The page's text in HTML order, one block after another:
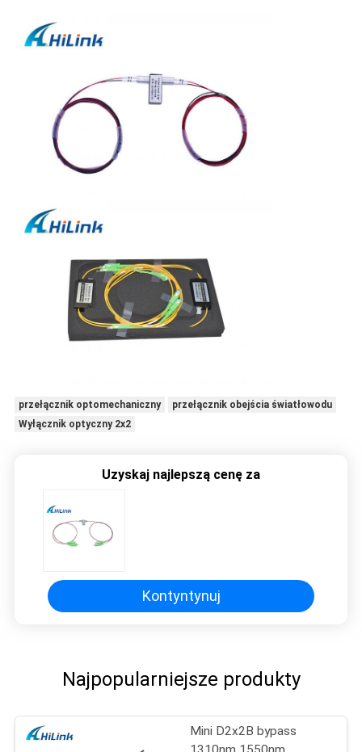
przełącznik optomechaniczny
przełącznik obejścia światłowodu
Wyłącznik optyczny 2x2
Uzyskaj najlepszą cenę za
Kontyntynuj
Najpopularniejsze produkty
Mini D2x2B bypass